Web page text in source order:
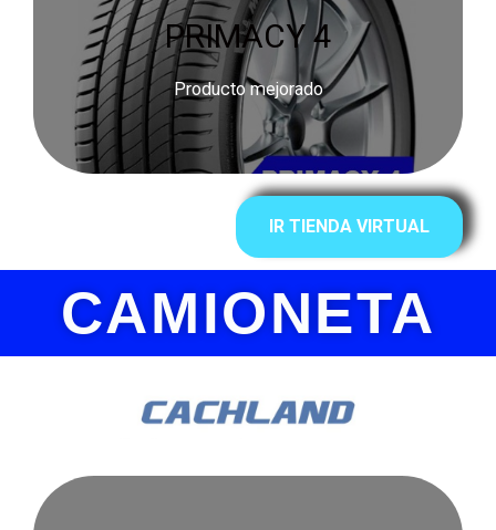
PRIMACY 4
Producto mejorado
IR TIENDA VIRTUAL
CAMIONETA